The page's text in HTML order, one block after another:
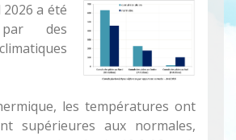
2026 a été
par des
les températures ont
supérieures aux normales,